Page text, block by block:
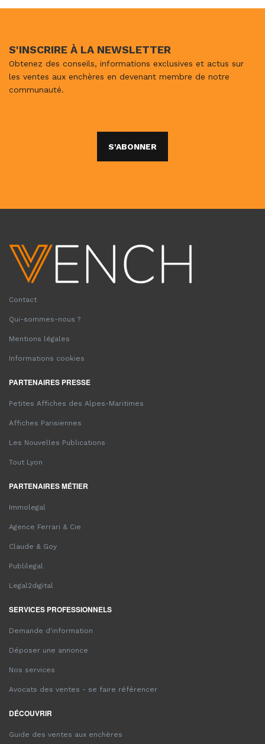
S'INSCRIRE À LA NEWSLETTER
Obtenez des conseils, informations exclusives et actus sur
les ventes aux enchères en devenant membre de notre
communauté.
S'ABONNER
Contact
Qui-sommes-nous ?
Mentions légales
Informations cookies
PARTENAIRES PRESSE
Petites Affiches des Alpes-Maritimes
Affiches Parisiennes
Les Nouvelles Publications
Tout Lyon
PARTENAIRES MÉTIER
Immolegal
Agence Ferrari & Cie
Claude & Goy
Publilegal
Legal2digital
SERVICES PROFESSIONNELS
Demande d'information
Déposer une annonce
Nos services
Avocats des ventes - se faire référencer
DÉCOUVRIR
Guide des ventes aux enchères